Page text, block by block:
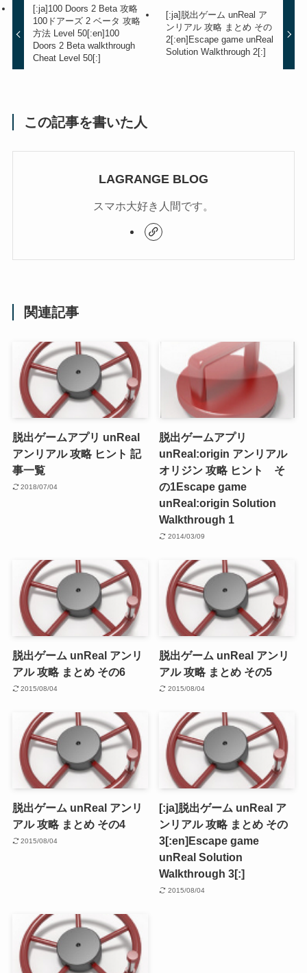
[:ja]100 Doors 2 Beta 攻略
100ドアーズ 2 ベータ 攻略
方法 Level 50[:en]100
Doors 2 Beta walkthrough
Cheat Level 50[:]
[:ja]脱出ゲーム unReal ア
ンリアル 攻略 まとめ その
2[:en]Escape game unReal
Solution Walkthrough 2[:]
この記事を書いた人
LAGRANGE BLOG
スマホ大好き人間です。
関連記事
脱出ゲームアプリ unReal
アンリアル 攻略 ヒント 記
事一覧
2018/07/04
脱出ゲームアプリ
unReal:origin アンリアル
オリジン 攻略 ヒント そ
の1Escape game
unReal:origin Solution
Walkthrough 1
2014/03/09
脱出ゲーム unReal アンリ
アル 攻略 まとめ その6
2015/08/04
脱出ゲーム unReal アンリ
アル 攻略 まとめ その5
2015/08/04
脱出ゲーム unReal アンリ
アル 攻略 まとめ その4
2015/08/04
[:ja]脱出ゲーム unReal ア
ンリアル 攻略 まとめ その
3[:en]Escape game
unReal Solution
Walkthrough 3[:]
2015/08/04